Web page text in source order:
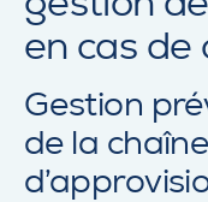
en cas de
Gestion
de la chaîne